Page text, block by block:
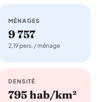
MÉNAGES
9 757
2,19 pers. / ménage
DENSITÉ
795 hab/km²